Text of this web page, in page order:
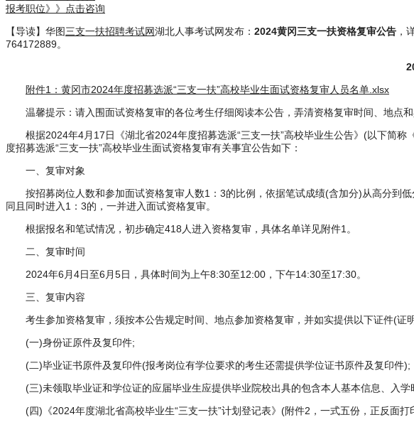
报考职位》》点击咨询
【导读】华图三支一扶招聘考试网湖北人事考试网发布： 2024黄冈三支一扶资格复审公告 ，
764172889。
附件1：黄冈市2024年度招募选派“三支一扶”高校毕业生面试资格复审人员名单.xlsx
温馨提示：请入围面试资格复审的各位考生仔细阅读本公告，弄清资格复审时间、地点和
根据2024年4月17日《湖北省2024年度招募选派“三支一扶”高校毕业生公告》(以下简称
度招募选派“三支一扶”高校毕业生面试资格复审有关事宜公告如下：
一、复审对象
按招募岗位人数和参加面试资格复审人数1：3的比例，依据笔试成绩(含加分)从高分到
同且同时进入1：3的，一并进入面试资格复审。
根据报名和笔试情况，初步确定418人进入资格复审，具体名单详见附件1。
二、复审时间
2024年6月4日至6月5日，具体时间为上午8:30至12:00，下午14:30至17:30。
三、复审内容
考生参加资格复审，须按本公告规定时间、地点参加资格复审，并如实提供以下证件(证
(一)身份证原件及复印件;
(二)毕业证书原件及复印件(报考岗位有学位要求的考生还需提供学位证书原件及复印件);
(三)未领取毕业证和学位证的应届毕业生应提供毕业院校出具的包含本人基本信息、入学
(四)《2024年度湖北省高校毕业生“三支一扶”计划登记表》(附件2，一式五份，正反面打